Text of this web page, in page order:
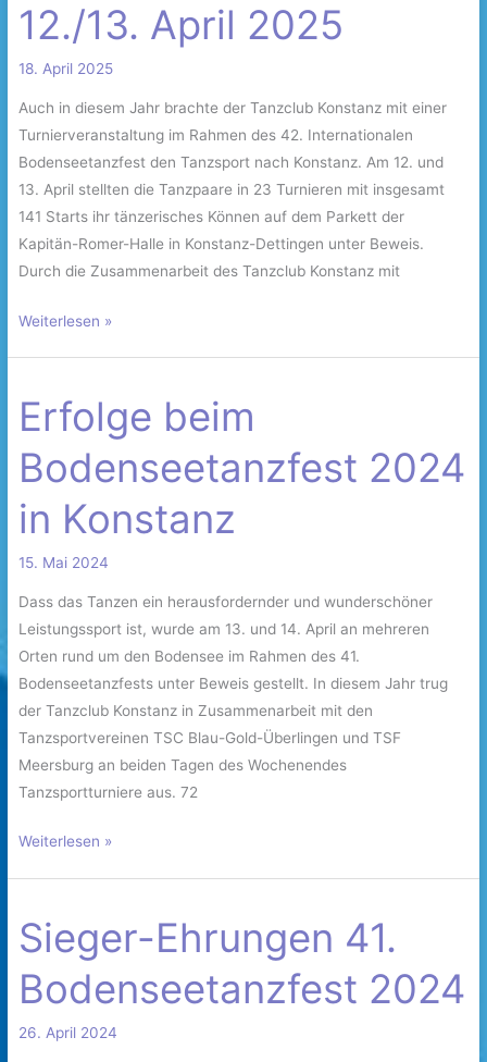
12./13. April 2025
18. April 2025
Auch in diesem Jahr brachte der Tanzclub Konstanz mit einer
Turnierveranstaltung im Rahmen des 42. Internationalen
Bodenseetanzfest den Tanzsport nach Konstanz. Am 12. und
13. April stellten die Tanzpaare in 23 Turnieren mit insgesamt
141 Starts ihr tänzerisches Können auf dem Parkett der
Kapitän-Romer-Halle in Konstanz-Dettingen unter Beweis.
Durch die Zusammenarbeit des Tanzclub Konstanz mit
12./13.
April
2025
Weiterlesen »
Erfolge beim
Bodenseetanzfest 2024
in Konstanz
15. Mai 2024
Dass das Tanzen ein herausfordernder und wunderschöner
Leistungssport ist, wurde am 13. und 14. April an mehreren
Orten rund um den Bodensee im Rahmen des 41.
Bodenseetanzfests unter Beweis gestellt. In diesem Jahr trug
der Tanzclub Konstanz in Zusammenarbeit mit den
Tanzsportvereinen TSC Blau-Gold-Überlingen und TSF
Meersburg an beiden Tagen des Wochenendes
Tanzsportturniere aus. 72
Erfolge
beim
Bodenseetanzfest
2024
in
Weiterlesen »
Sieger-Ehrungen 41.
Bodenseetanzfest 2024
26. April 2024
Sieger-
Ehrungen
41.
Bodenseetanzfest
2024